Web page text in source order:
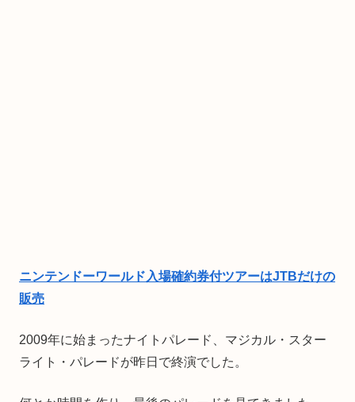
ニンテンドーワールド入場確約券付ツアーはJTBだけの
販売
2009年に始まったナイトパレード、マジカル・スター
ライト・パレードが昨日で終演でした。